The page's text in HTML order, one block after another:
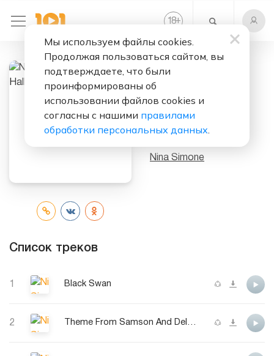
18+
Слушать бесплатно
Nina Simone At
Carnegie Hall
Nina Simone
Список треков
1 Black Swan
2 Theme From Samson And Delilah
Мы используем файлы cookies.
Продолжая пользоваться сайтом, вы
подтверждаете, что были
проинформированы об
использовании файлов cookies и
согласны с нашими правилами
обработки персональных данных.